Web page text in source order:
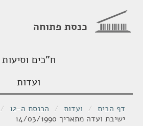
כנסת פתוחה
ח"כים וסיעות
ועדות
דף הבית / ועדות / הכנסת ה-12 /
ישיבת ועדה מתאריך 14/03/1990